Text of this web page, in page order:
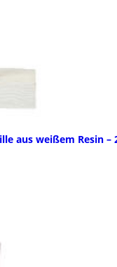
aus weißem Resin –